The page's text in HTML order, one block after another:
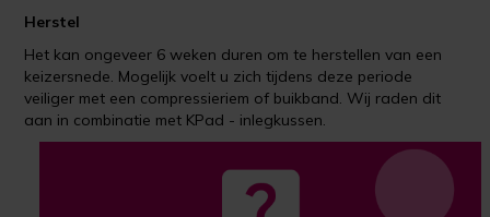
Herstel
Het kan ongeveer 6 weken duren om te herstellen van een
keizersnede. Mogelijk voelt u zich tijdens deze periode
veiliger met een compressieriem of buikband. Wij raden dit
aan in combinatie met KPad - inlegkussen.